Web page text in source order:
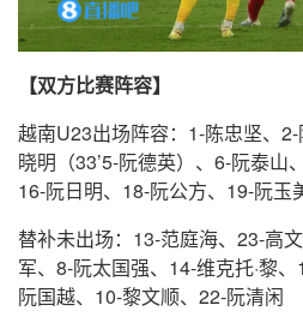
【双方比赛阵容】
越南U23出场阵容：1-陈忠坚、
晓明（33’5-阮德英）、6-阮泰山
16-阮日明、18-阮公方、19-阮玉
替补未出场：13-范庭海、23-高
军、8-阮太国强、14-维克托·黎
阮国越、10-黎文顺、22-阮清闲